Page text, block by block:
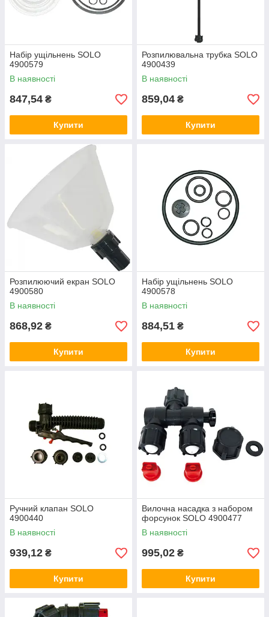
Набір ущільнень SOLO
4900579
В наявності
847,54 ₴
Купити
Розпилювальна трубка SOLO
4900439
В наявності
859,04 ₴
Купити
Розпилюючий екран SOLO
4900580
В наявності
868,92 ₴
Купити
Набір ущільнень SOLO
4900578
В наявності
884,51 ₴
Купити
Ручний клапан SOLO
4900440
В наявності
939,12 ₴
Купити
Вилочна насадка з набором
форсунок SOLO 4900477
В наявності
995,02 ₴
Купити